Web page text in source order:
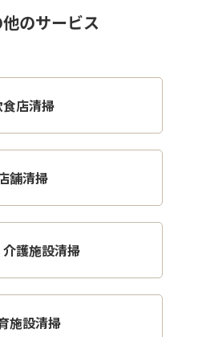
のサービス
店清掃
舗清掃
護施設清掃
施設清掃